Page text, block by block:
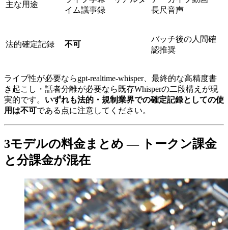
主な用途
イム議事録
長尺音声
法的確定記録 不可
バッチ後の人間確
認推奨
ライブ性が必要ならgpt-realtime-whisper、最終的な高精度書
き起こし・話者分離が必要なら既存Whisperの二段構えが現
実的です。 いずれも法的・規制業界での確定記録としての使
用は不可である点に注意してください。
3モデルの料金まとめ — トークン課金
と分課金が混在